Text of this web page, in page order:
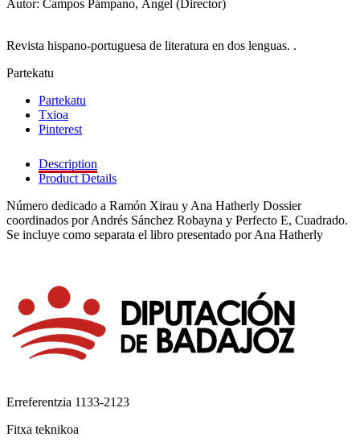
Autor: Campos Pámpano, Ángel (Director)
Revista hispano-portuguesa de literatura en dos lenguas. .
Partekatu
Partekatu
Txioa
Pinterest
Description
Product Details
Número dedicado a Ramón Xirau y Ana Hatherly Dossier
coordinados por Andrés Sánchez Robayna y Perfecto E, Cuadrado.
Se incluye como separata el libro presentado por Ana Hatherly
Erreferentzia 1133-2123
Fitxa teknikoa